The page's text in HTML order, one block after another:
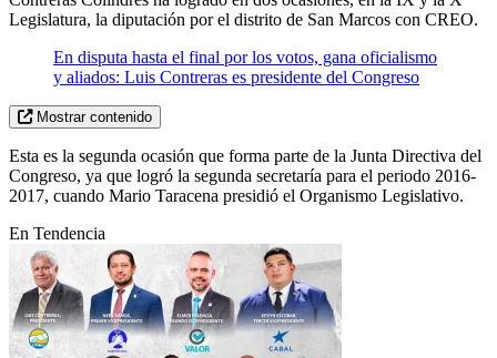
Legislatura, la diputación por el distrito de San Marcos con CREO.
En disputa hasta el final por los votos, gana oficialismo
y aliados: Luis Contreras es presidente del Congreso
Mostrar contenido
Esta es la segunda ocasión que forma parte de la Junta Directiva del
Congreso, ya que logró la segunda secretaría para el periodo 2016-
2017, cuando Mario Taracena presidió el Organismo Legislativo.
En Tendencia